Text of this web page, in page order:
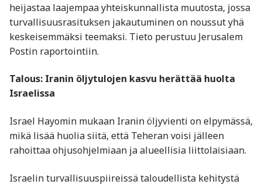
heijastaa laajempaa yhteiskunnallista muutosta, jossa
turvallisuusrasituksen jakautuminen on noussut yhä
keskeisemmäksi teemaksi. Tieto perustuu Jerusalem
Postin raportointiin.
Talous: Iranin öljytulojen kasvu herättää huolta
Israelissa
Israel Hayomin mukaan Iranin öljyvienti on elpymässä,
mikä lisää huolia siitä, että Teheran voisi jälleen
rahoittaa ohjusohjelmiaan ja alueellisia liittolaisiaan.
Israelin turvallisuuspiireissä taloudellista kehitystä